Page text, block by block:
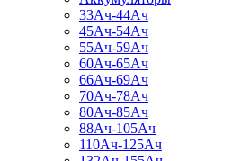
33Ач-44Ач
45Ач-54Ач
55Ач-59Ач
60Ач-65Ач
66Ач-69Ач
70Ач-78Ач
80Ач-85Ач
88Ач-105Ач
110Ач-125Ач